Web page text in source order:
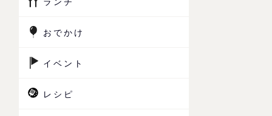
おでかけ
イベント
レシピ